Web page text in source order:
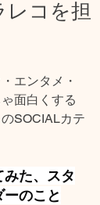
レコを担
エンタメ・
面白くする
SOCIALカテ
た、スタ
のこと